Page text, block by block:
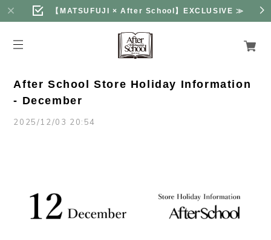
【MATSUFUJI × After School】EXCLUSIVE ≫
After School Store Holiday Information
- December
2025/12/03 20:54